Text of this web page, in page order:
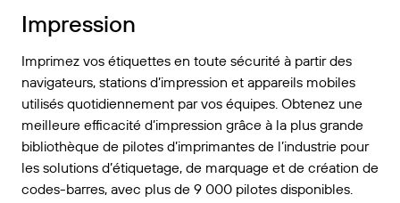
Impression
Imprimez vos étiquettes en toute sécurité à partir des
navigateurs, stations d’impression et appareils mobiles
utilisés quotidiennement par vos équipes. Obtenez une
meilleure efficacité d’impression grâce à la plus grande
bibliothèque de pilotes d’imprimantes de l’industrie pour
les solutions d’étiquetage, de marquage et de création de
codes-barres, avec plus de 9 000 pilotes disponibles.